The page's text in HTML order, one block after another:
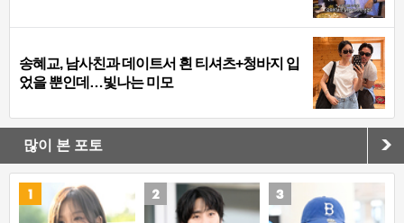
송혜교, 남사친과 데이트서 흰 티셔츠+청바지 입
었을 뿐인데…빛나는 미모
많이 본 포토